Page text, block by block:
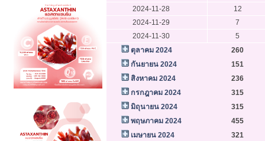
2024-11-28
12
2024-11-29
7
2024-11-30
5
ตุลาคม 2024
260
กันยายน 2024
151
สิงหาคม 2024
236
กรกฎาคม 2024
315
มิถุนายน 2024
315
พฤษภาคม 2024
455
เมษายน 2024
321